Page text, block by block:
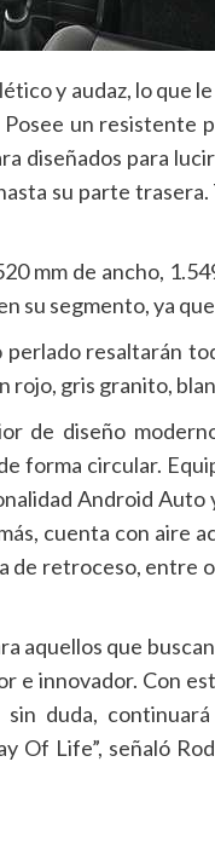
y audaz, lo que
un resistente
diseñados para
su parte
mm de ancho,
su segmento, ya
resaltarán
rojo, gris granito,
de diseño
forma circular.
Android Auto
cuenta con aire
de retroceso, entre
aquellos que
e innovador. Con
duda,
Of Life”, señaló